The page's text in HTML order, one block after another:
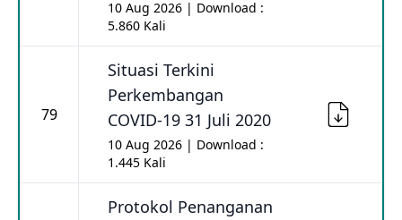
10 Aug 2026 | Download :
5.860 Kali
79
Situasi Terkini
Perkembangan
COVID-19 31 Juli 2020
10 Aug 2026 | Download :
1.445 Kali
Protokol Penanganan